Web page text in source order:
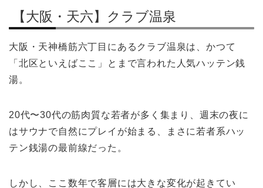
【大阪・天六】クラブ温泉
大阪・天神橋筋六丁目にあるクラブ温泉は、かつて
「北区といえばここ」とまで言われた人気ハッテン銭
湯。
20代〜30代の筋肉質な若者が多く集まり、週末の夜に
はサウナで自然にプレイが始まる、まさに若者系ハッ
テン銭湯の最前線だった。
しかし、ここ数年で客層には大きな変化が起きてい